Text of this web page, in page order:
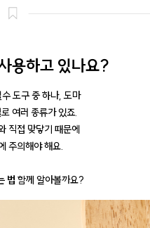
용하고 있나요?
도구 중 하나, 도마
여러 종류가 있죠.
직접 맞닿기 때문에
주의해야 해요.
법 함께 알아볼까요?